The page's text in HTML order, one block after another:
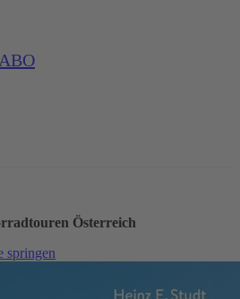
Österreich
springen